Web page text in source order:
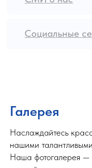
Галерея
Наслаждайтесь
нашими
Наша фотогалерея —